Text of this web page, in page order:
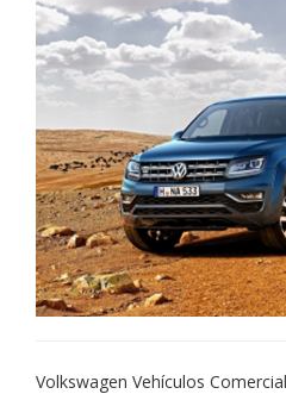
Volkswagen Vehículos